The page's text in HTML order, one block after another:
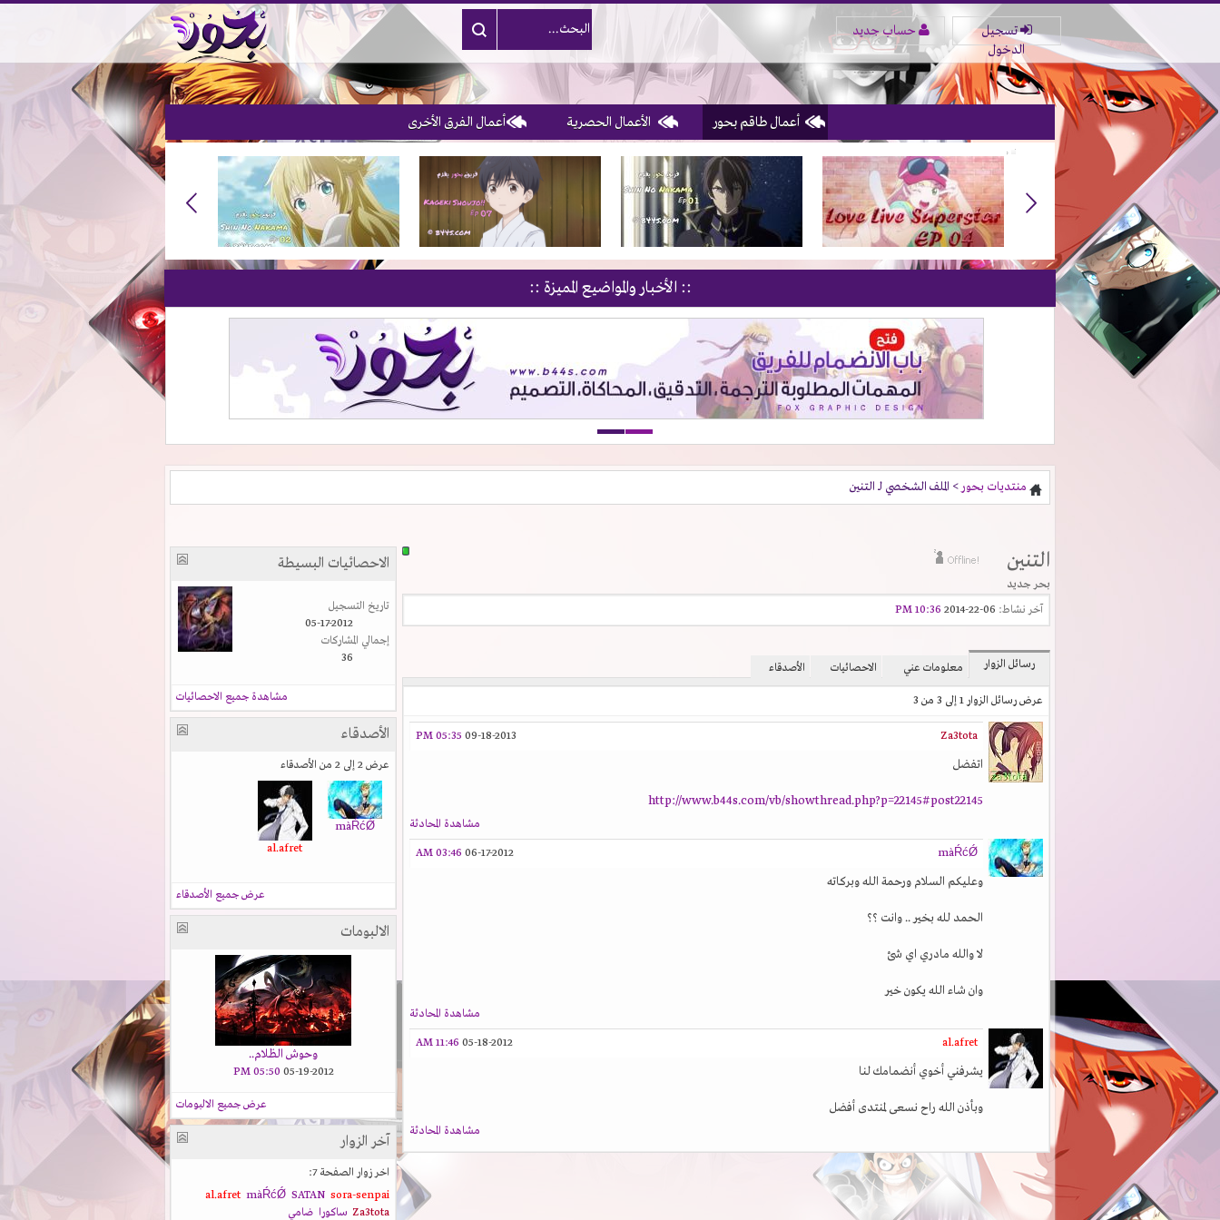
تسجيل
الدخول
حساب جديد
أعمال طاقم بحور الأعمال الحصرية أعمال الفرق الأخرى
1, 2, 3 & 4of 10
:: الأخبار والمواضيع المميزة ::
منتديات بحور > الملف الشخصي لـ التنين
التنين
بحر جديد
آخر نشاط:
10:36 PM
رسائل الزوار معلومات عني الاحصائيات الأصدقاء
عرض رسائل الزوار 1 إلى 3 من 3
09-18-2013
05:35 PM Za3tota
اتفضل
http://www.b44s.com/vb/showthread.php?p=22145#post22145
مشاهدة المحادثة
06-17-2012
03:46 AM màŔćǾ
وعليكم السلام ورحمة الله وبركاته
الحمد لله بخير .. وانت ؟؟
لا والله مادري اي شئ
وان شاء الله يكون خير
مشاهدة المحادثة
05-18-2012
11:46 AM al.afret
يشرفني أخوي أنضمامك لنا
وبأذن الله راح نسعى لمنتدى أفضل
مشاهدة المحادثة
الاحصائيات البسيطة
تاريخ التسجيل
05-17-2012
إجمالي المشاركات
36
مشاهدة جميع الاحصائيات
الأصدقاء
عرض 2 إلى 2 من الأصدقاء
màŔćǾ
al.afret
عرض جميع الأصدقاء
الالبومات
وحوش الظلام..
05-19-2012
05:50 PM
عرض جميع الالبومات
آخر الزوار
اخر زوار الصفحة 7:
al.afret màŔćǾ SATAN sora-senpai
Za3tota ساكورا ضامي